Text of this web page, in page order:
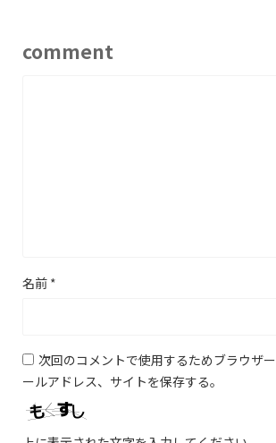
comment
名前 *
次回のコメントで使用するためブラウザ
ールアドレス、サイトを保存する。